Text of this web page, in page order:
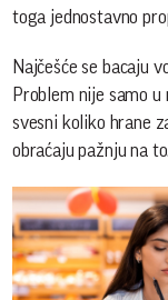
toga jednostavno
Najčešće se bacaju
Problem nije samo
svesni koliko hrane
obraćaju pažnju na to.